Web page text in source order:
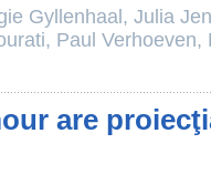
Gyllenhaal , Julia
, Paul Verhoeven,
are